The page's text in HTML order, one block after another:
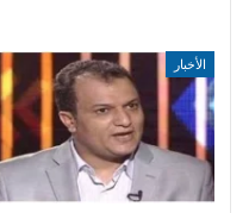
الأخبار